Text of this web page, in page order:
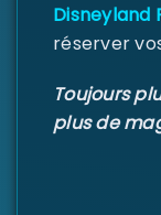
Disneyland
réserver
Toujours
plus de